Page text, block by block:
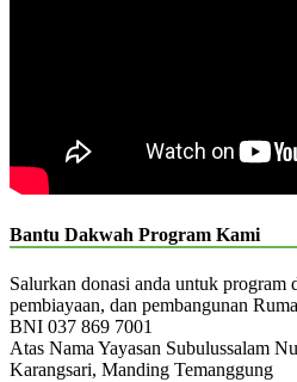
Bantu Dakwah Program Kami
Salurkan donasi anda untuk program
pembiayaan, dan pembangunan
BNI 037 869 7001
Atas Nama Yayasan Subulussalam
Karangsari, Manding Temanggung